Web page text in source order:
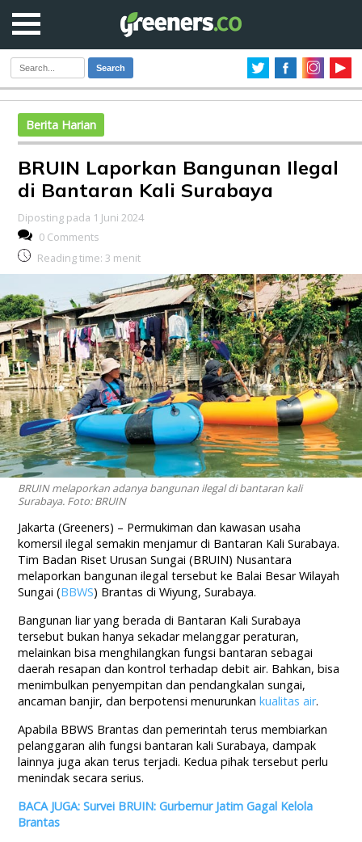
Search
Berita Harian
BRUIN Laporkan Bangunan Ilegal
di Bantaran Kali Surabaya
Diposting pada 1 Juni 2024
0 Comments
Reading time: 3 menit
BRUIN melaporkan adanya bangunan ilegal di bantaran kali
Surabaya. Foto: BRUIN
Jakarta (Greeners) – Permukiman dan kawasan usaha
komersil ilegal semakin menjamur di Bantaran Kali Surabaya.
Tim Badan Riset Urusan Sungai (BRUIN) Nusantara
melaporkan bangunan ilegal tersebut ke Balai Besar Wilayah
Sungai (BBWS) Brantas di Wiyung, Surabaya.
Bangunan liar yang berada di Bantaran Kali Surabaya
tersebut bukan hanya sekadar melanggar peraturan,
melainkan bisa menghilangkan fungsi bantaran sebagai
daerah resapan dan kontrol terhadap debit air. Bahkan, bisa
menimbulkan penyempitan dan pendangkalan sungai,
ancaman banjir, dan berpotensi menurunkankualitas air.
Apabila BBWS Brantas dan pemerintah terus membiarkan
pelanggaran alih fungsi bantaran kali Surabaya, dampak
lainnya juga akan terus terjadi. Kedua pihak tersebut perlu
menindak secara serius.
BACA JUGA: Survei BRUIN: Gurbernur Jatim Gagal Kelola
Brantas